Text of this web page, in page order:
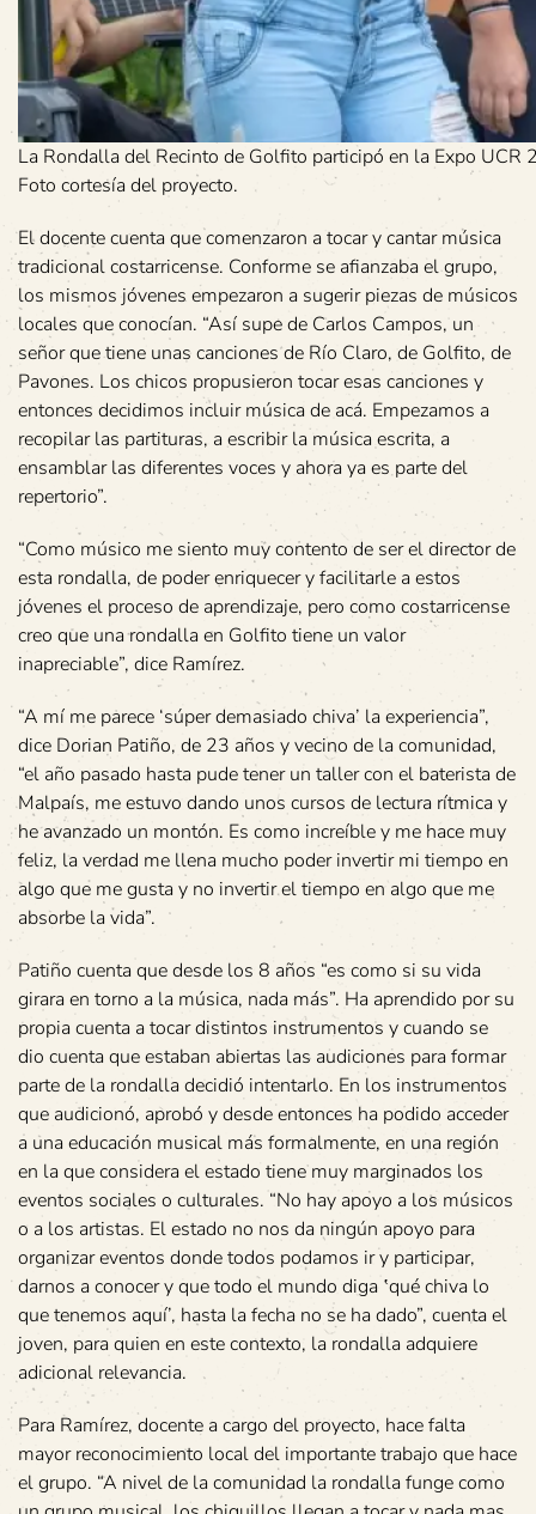
La Rondalla del Recinto de Golfito participó en la Expo
Foto cortesía del proyecto.
El docente cuenta que comenzaron a tocar y cantar música
tradicional costarricense. Conforme se afianzaba el grupo,
los mismos jóvenes empezaron a sugerir piezas de músicos
locales que conocían. “Así supe de Carlos Campos, un
señor que tiene unas canciones de Río Claro, de Golfito, de
Pavones. Los chicos propusieron tocar esas canciones y
entonces decidimos incluir música de acá. Empezamos a
recopilar las partituras, a escribir la música escrita, a
ensamblar las diferentes voces y ahora ya es parte del
repertorio”.
“Como músico me siento muy contento de ser el director de
esta rondalla, de poder enriquecer y facilitarle a estos
jóvenes el proceso de aprendizaje, pero como costarricense
creo que una rondalla en Golfito tiene un valor
inapreciable”, dice Ramírez.
“A mí me parece ‘súper demasiado chiva’ la experiencia”,
dice Dorian Patiño, de 23 años y vecino de la comunidad,
“el año pasado hasta pude tener un taller con el baterista de
Malpaís, me estuvo dando unos cursos de lectura rítmica y
he avanzado un montón. Es como increíble y me hace muy
feliz, la verdad me llena mucho poder invertir mi tiempo en
algo que me gusta y no invertir el tiempo en algo que me
absorbe la vida”.
Patiño cuenta que desde los 8 años “es como si su vida
girara en torno a la música, nada más”. Ha aprendido por su
propia cuenta a tocar distintos instrumentos y cuando se
dio cuenta que estaban abiertas las audiciones para formar
parte de la rondalla decidió intentarlo. En los instrumentos
que audicionó, aprobó y desde entonces ha podido acceder
a una educación musical más formalmente, en una región
en la que considera el estado tiene muy marginados los
eventos sociales o culturales. “No hay apoyo a los músicos
o a los artistas. El estado no nos da ningún apoyo para
organizar eventos donde todos podamos ir y participar,
darnos a conocer y que todo el mundo diga ‛qué chiva lo
que tenemos aquí’, hasta la fecha no se ha dado”, cuenta el
joven, para quien en este contexto, la rondalla adquiere
adicional relevancia.
Para Ramírez, docente a cargo del proyecto, hace falta
mayor reconocimiento local del importante trabajo que hace
el grupo. “A nivel de la comunidad la rondalla funge como